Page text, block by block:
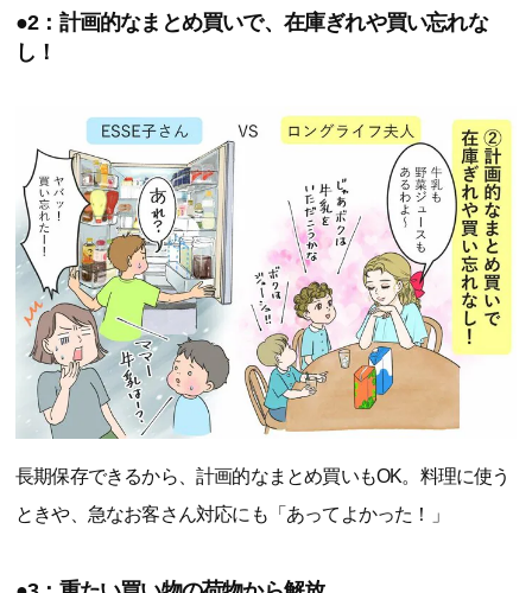
●2：計画的なまとめ買いで、在庫ぎれや買い忘れな
し！
長期保存できるから、計画的なまとめ買いもOK。料理に使う
ときや、急なお客さん対応にも「あってよかった！」